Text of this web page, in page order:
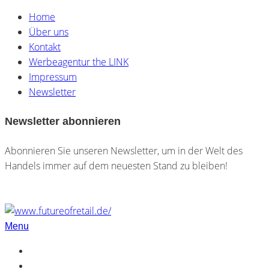
Home
Über uns
Kontakt
Werbeagentur the LINK
Impressum
Newsletter
Newsletter abonnieren
Abonnieren Sie unseren Newsletter, um in der Welt des
Handels immer auf dem neuesten Stand zu bleiben!
Menu